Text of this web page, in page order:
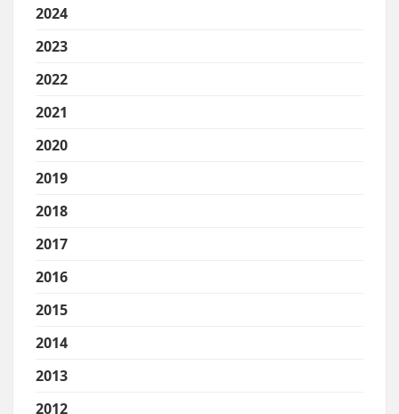
2024
2023
2022
2021
2020
2019
2018
2017
2016
2015
2014
2013
2012